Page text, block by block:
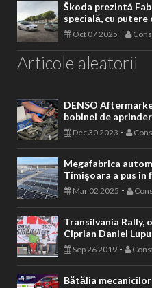
Škoda prezintă
specială, cu putere
Oct 07 2025 -
Articole aleatorii
DENSO
bobinei de
Dec 30 2023 -
Megafabrica
Timișoara a pus
Mar 02 2025 -
Transilvania Rally,
Ciprian Daniel Lupu
Sep 26 2019 -
Bătălia